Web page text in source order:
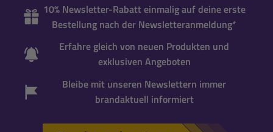
10% Newsletter-Rabatt einmalig auf deine erste
Bestellung nach der Newsletteranmeldung*
Erfahre gleich von neuen Produkten und
exklusiven Angeboten
Bleibe mit unseren Newslettern immer
brandaktuell informiert